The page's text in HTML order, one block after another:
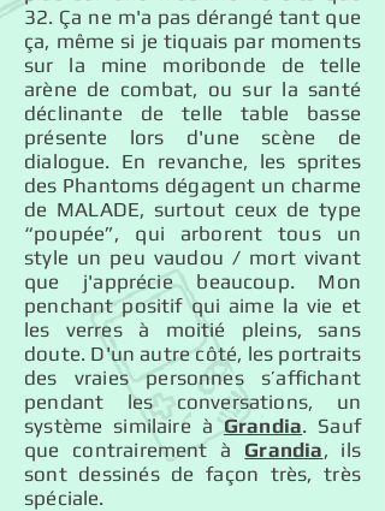
32. Ça ne m'a pas dérangé tant que
ça, même si je tiquais par moments
sur la mine moribonde de telle
arène de combat, ou sur la santé
déclinante de telle table basse
présente lors d'une scène de
dialogue. En revanche, les sprites
des Phantoms dégagent un charme
de MALADE, surtout ceux de type
“poupée”, qui arborent tous un
style un peu vaudou / mort vivant
que j'apprécie beaucoup. Mon
penchant positif qui aime la vie et
les verres à moitié pleins, sans
doute. D'un autre côté, les portraits
des vraies personnes s’affichant
pendant les conversations, un
système similaire à Grandia. Sauf
que contrairement à Grandia, ils
sont dessinés de façon très, très
spéciale.